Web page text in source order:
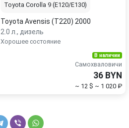
Toyota Corolla 9 (E120/E130)
Toyota Avensis (T220) 2000
2.0 л., дизель
Хорошее состояние
В наличии
Самохваловичи
36 BYN
~ 12 $ ~ 1 020 ₽